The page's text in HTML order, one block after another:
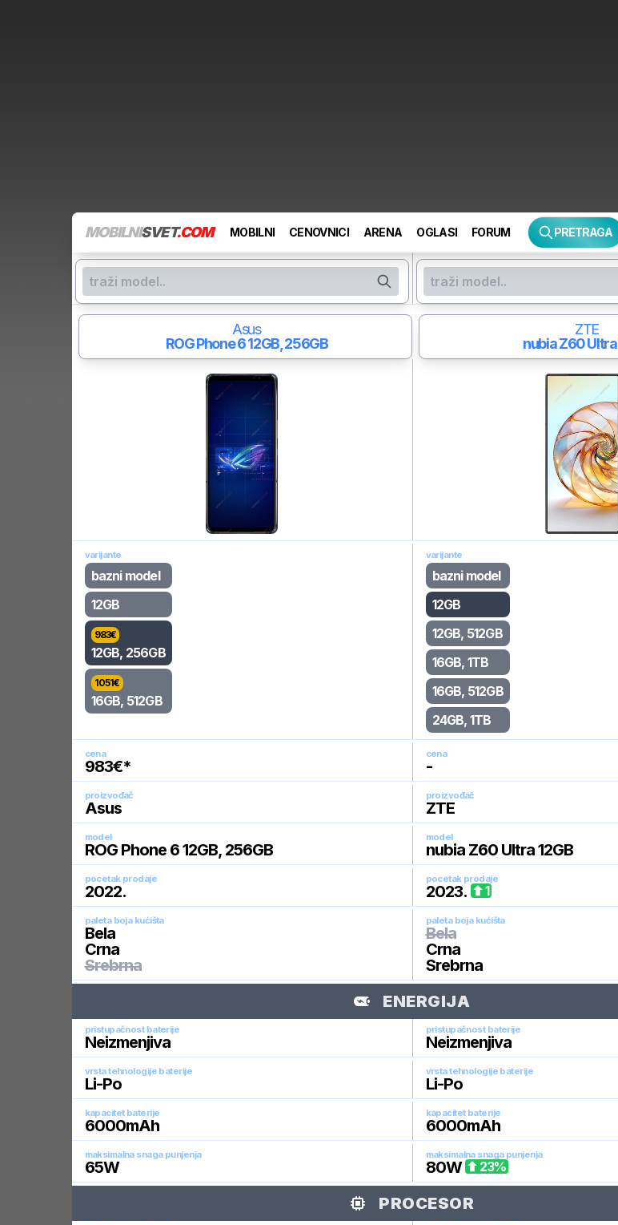
MOBILNISVET.COM MOBILNI CENOVNICI ARENA OGLASI FORUM PRETRAGA
Asus
ROG Phone 612GB, 256GB
ZTE
nubia Z60 Ultra
varijante
bazni model
12GB
983€
12GB, 256GB
1051€
16GB, 512GB
varijante
bazni model
12GB
12GB, 512GB
16GB, 1TB
16GB, 512GB
24GB, 1TB
cena
983€*
cena
-
proizvođač
Asus
proizvođač
ZTE
model
ROG Phone 6 12GB, 256GB
model
nubia Z60 Ultra 12GB
pocetak prodaje
2022.
pocetak prodaje
2023. 1
paleta boja kućišta
Bela
Crna
Srebrna
paleta boja kućišta
Bela
Crna
Srebrna
ENERGIJA
pristupačnost baterije
Neizmenjiva
pristupačnost baterije
Neizmenjiva
vrsta tehnologije baterije
Li-Po
vrsta tehnologije baterije
Li-Po
kapacitet baterije
6000mAh
kapacitet baterije
6000mAh
maksimalna snaga punjenja
65W
maksimalna snaga punjenja
80W 23%
PROCESOR